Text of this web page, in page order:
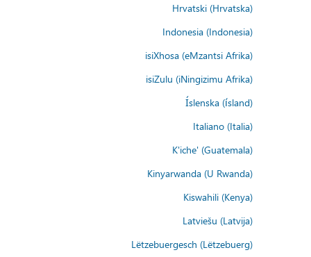
Hrvatski (Hrvatska)
Indonesia (Indonesia)
isiXhosa (eMzantsi Afrika)
isiZulu (iNingizimu Afrika)
Íslenska (ísland)
Italiano (Italia)
K'iche' (Guatemala)
Kinyarwanda (U Rwanda)
Kiswahili (Kenya)
Latviešu (Latvija)
Lëtzebuergesch (Lëtzebuerg)